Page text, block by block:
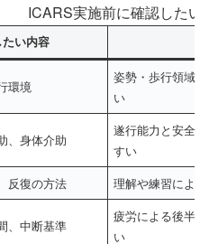
ICARS実施前に確認したい
い内容
環境
姿勢・歩行領域
い
、身体介助
遂行能力と安全
すい
反復の方法 理解や練習によ
、中断基準
疲労による後半
い